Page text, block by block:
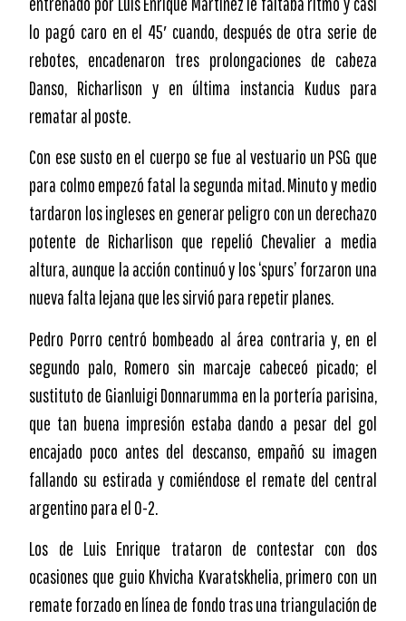
lo pagó caro en el 45′ cuando, después de otra serie de
rebotes, encadenaron tres prolongaciones de cabeza
Danso, Richarlison y en última instancia Kudus para
rematar al poste.
Con ese susto en el cuerpo se fue al vestuario un PSG que
para colmo empezó fatal la segunda mitad. Minuto y medio
tardaron los ingleses en generar peligro con un derechazo
potente de Richarlison que repelió Chevalier a media
altura, aunque la acción continuó y los ‘spurs’ forzaron una
nueva falta lejana que les sirvió para repetir planes.
Pedro Porro centró bombeado al área contraria y, en el
segundo palo, Romero sin marcaje cabeceó picado; el
sustituto de Gianluigi Donnarumma en la portería parisina,
que tan buena impresión estaba dando a pesar del gol
encajado poco antes del descanso, empañó su imagen
fallando su estirada y comiéndose el remate del central
argentino para el 0-2.
Los de Luis Enrique trataron de contestar con dos
ocasiones que guio Khvicha Kvaratskhelia, primero con un
remate forzado en línea de fondo tras una triangulación de